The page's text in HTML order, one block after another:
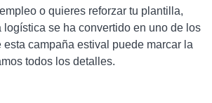
o quieres reforzar tu plantilla,
logística se ha convertido en uno de los
esta campaña estival puede marcar la
todos los detalles.